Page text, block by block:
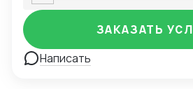
эпидемиологического
единой форме.
Написать
ЗАКАЗАТЬ